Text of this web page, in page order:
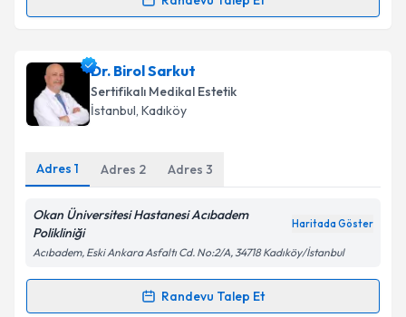
Randevu Takvimi Talebi
Dr. Mevlüt Dağiçin randevu takvimi talebi oluşturun.
Size bu uzmandan randevu almanız için bir takvim
hazırlandığında e-posta ile bilgilendireceğiz.
Aydınlatma
Metni'ni okudum ve kişisel verilerimin belirtilen
Dr. Birol Sarkut
Sertifikalı Medikal Estetik
İstanbul, Kadıköy
Adres 1 Adres 2 Adres 3
Okan Üniversitesi Hastanesi Acıbadem
Polikliniği
Haritada Göster
Acıbadem, Eski Ankara Asfaltı Cd. No:2/A, 34718 Kadıköy/İstanbul
Randevu Talep Et
Randevu Takvimi Talebi